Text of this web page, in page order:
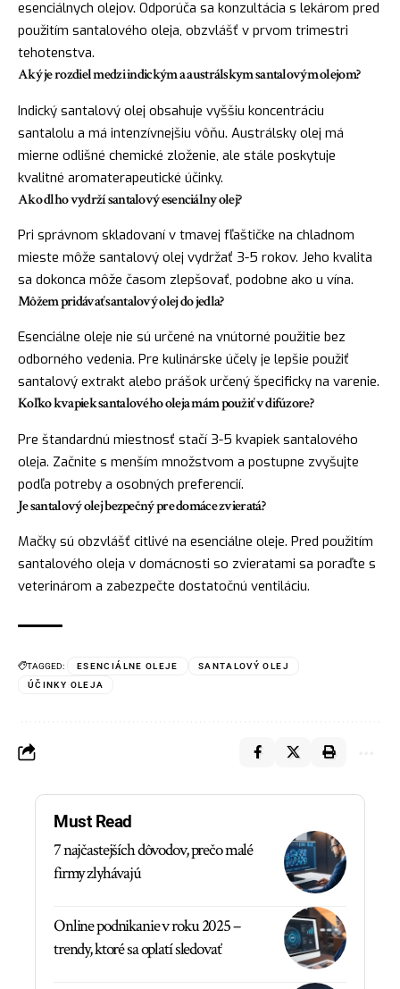
esenciálnych olejov. Odporúča sa konzultácia s lekárom pred
použitím santalového oleja, obzvlášť v prvom trimestri
tehotenstva.
Aký je rozdiel medzi indickým a austrálskym santalovým olejom?
Indický santalový olej obsahuje vyššiu koncentráciu
santalolu a má intenzívnejšiu vôňu. Austrálsky olej má
mierne odlišné chemické zloženie, ale stále poskytuje
kvalitné aromaterapeutické účinky.
Ako dlho vydrží santalový esenciálny olej?
Pri správnom skladovaní v tmavej fľaštičke na chladnom
mieste môže santalový olej vydržať 3-5 rokov. Jeho kvalita
sa dokonca môže časom zlepšovať, podobne ako u vína.
Môžem pridávať santalový olej do jedla?
Esenciálne oleje nie sú určené na vnútorné použitie bez
odborného vedenia. Pre kulinárske účely je lepšie použiť
santalový extrakt alebo prášok určený špecificky na varenie.
Koľko kvapiek santalového oleja mám použiť v difúzore?
Pre štandardnú miestnosť stačí 3-5 kvapiek santalového
oleja. Začnite s menším množstvom a postupne zvyšujte
podľa potreby a osobných preferencií.
Je santalový olej bezpečný pre domáce zvieratá?
Mačky sú obzvlášť citlivé na esenciálne oleje. Pred použitím
santalového oleja v domácnosti so zvieratami sa poraďte s
veterinárom a zabezpečte dostatočnú ventiláciu.
TAGGED: ESENCIÁLNE OLEJE
SANTALOVÝ OLEJ
ÚČINKY OLEJA
Must Read
7 najčastejších dôvodov, prečo malé
firmy zlyhávajú
Online podnikanie v roku 2025 –
trendy, ktoré sa oplatí sledovať